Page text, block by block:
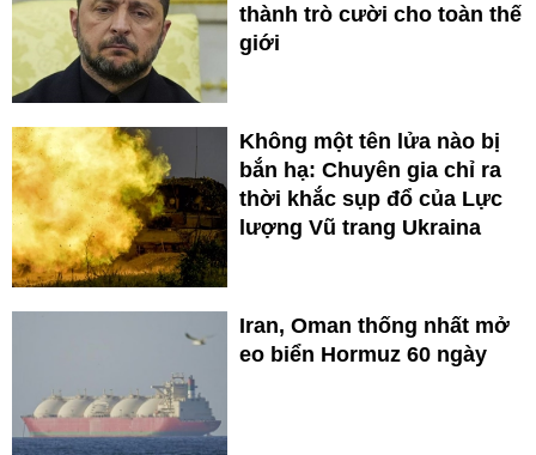
thành trò cười cho toàn thế
giới
Không một tên lửa nào bị
bắn hạ: Chuyên gia chỉ ra
thời khắc sụp đổ của Lực
lượng Vũ trang Ukraina
Iran, Oman thống nhất mở
eo biển Hormuz 60 ngày